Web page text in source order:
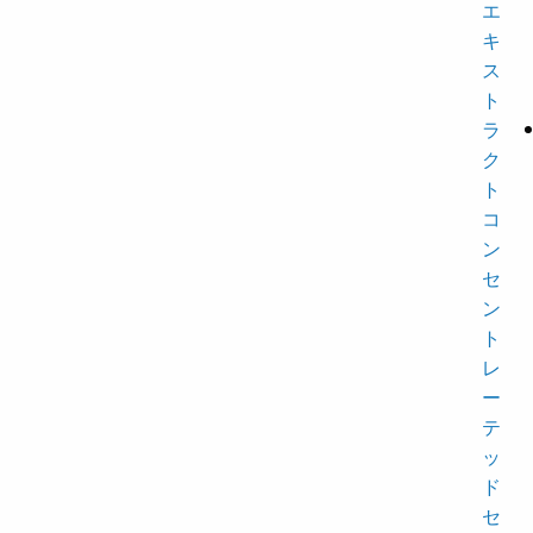
エ
キ
ス
ト
ラ
ク
ト
コ
ン
セ
ン
ト
レ
ー
テ
ッ
ド
セ